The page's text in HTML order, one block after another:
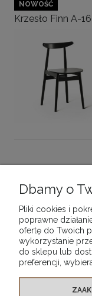
Krzesło Finn A-
NOWOŚĆ
Dbamy o
Pliki cookies i
poprawne
ofertę do Twoich
wykorzystanie
do sklepu lub
preferencji,